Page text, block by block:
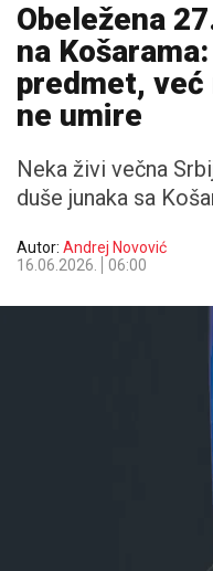
Obeležena
na
predmet,
ne umire
Neka živi večna
duše junaka sa
Autor: Andrej Novović
16.06.2026.
06:00